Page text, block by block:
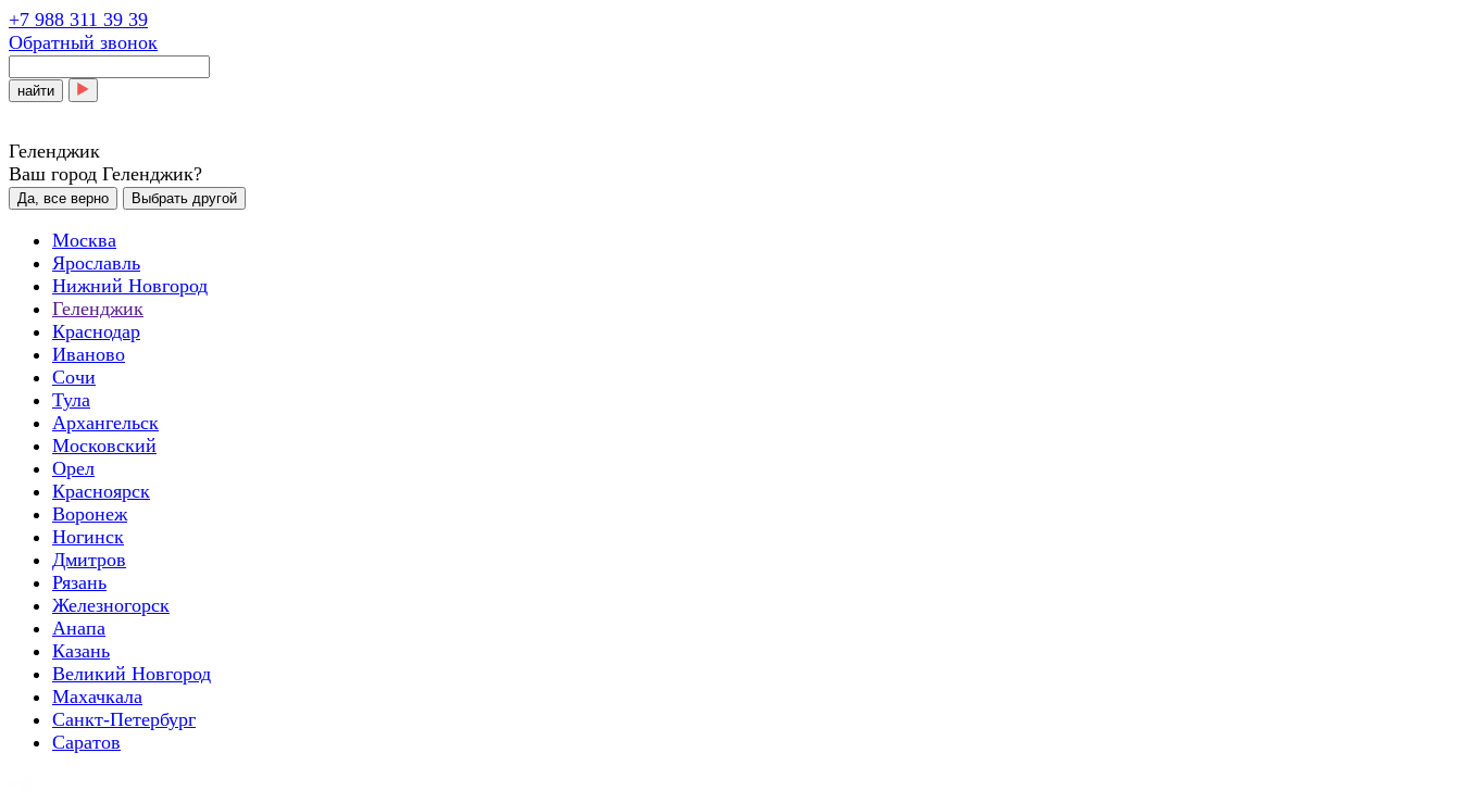
+7 988 311 39 39
Обратный звонок
найти
Геленджик
Ваш город Геленджик?
Да, все верно Выбрать другой
Москва
Ярославль
Нижний Новгород
Геленджик
Краснодар
Иваново
Сочи
Тула
Архангельск
Московский
Орел
Красноярск
Воронеж
Ногинск
Дмитров
Рязань
Железногорск
Анапа
Казань
Великий Новгород
Махачкала
Санкт-Петербург
Саратов